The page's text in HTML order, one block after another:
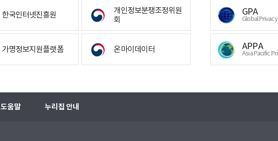
한국인터넷진흥원
개인정보분쟁조정위원
회
가명정보지원플랫폼 온마이데이터
GPA
Global
APPA
Asia Pacific
도움말 누리집 안내